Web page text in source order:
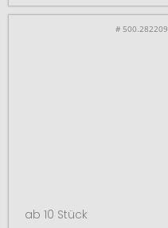
# 500.282209
ab 10 Stück